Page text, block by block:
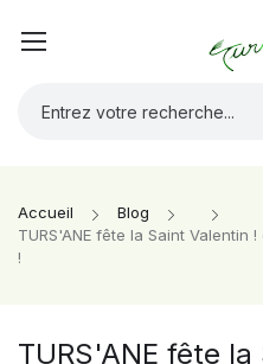
Accueil
Blog
TURS'ANE fête la Saint
!
TURS'ANE fête